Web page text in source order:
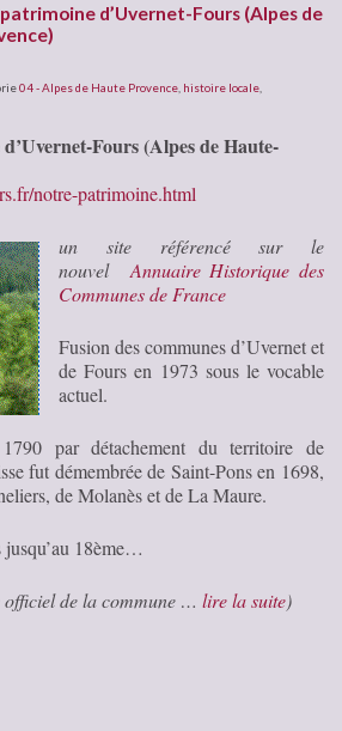
d’Uvernet-Fours (Alpes de
04 - Alpes de Haute Provence histoire locale
Fours (Alpes de Haute-
notre-patrimoine.html
un site référencé sur le
nouvel Annuaire Historique des
Communes de France
Fusion des communes d’Uvernet et
de Fours en 1973 sous le vocable
actuel.
par détachement du territoire de
fut démembrée de Saint-Pons en 1698,
de Molanès et de La Maure.
jusqu’au 18ème…
officiel de la commune … lire la suite)